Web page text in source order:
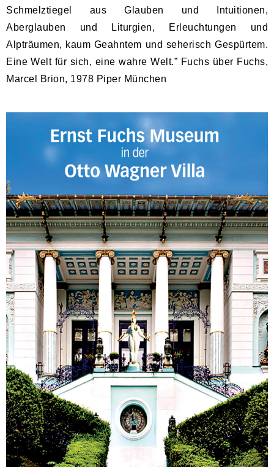
Schmelztiegel aus Glauben und Intuitionen,
Aberglauben und Liturgien, Erleuchtungen und
Alpträumen, kaum Geahntem und seherisch Gespürtem.
Eine Welt für sich, eine wahre Welt.” Fuchs über Fuchs,
Marcel Brion, 1978 Piper München